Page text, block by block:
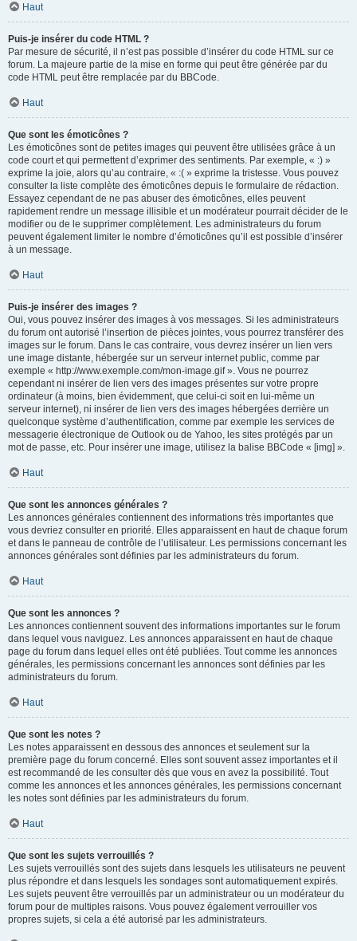
Haut
Puis-je insérer du code HTML ?
Par mesure de sécurité, il n’est pas possible d’insérer du code HTML sur ce
forum. La majeure partie de la mise en forme qui peut être générée par du
code HTML peut être remplacée par du BBCode.
Haut
Que sont les émoticônes ?
Les émoticônes sont de petites images qui peuvent être utilisées grâce à un
code court et qui permettent d’exprimer des sentiments. Par exemple, « :) »
exprime la joie, alors qu’au contraire, « :( » exprime la tristesse. Vous pouvez
consulter la liste complète des émoticônes depuis le formulaire de rédaction.
Essayez cependant de ne pas abuser des émoticônes, elles peuvent
rapidement rendre un message illisible et un modérateur pourrait décider de le
modifier ou de le supprimer complètement. Les administrateurs du forum
peuvent également limiter le nombre d’émoticônes qu’il est possible d’insérer
à un message.
Haut
Puis-je insérer des images ?
Oui, vous pouvez insérer des images à vos messages. Si les administrateurs
du forum ont autorisé l’insertion de pièces jointes, vous pourrez transférer des
images sur le forum. Dans le cas contraire, vous devrez insérer un lien vers
une image distante, hébergée sur un serveur internet public, comme par
exemple « http://www.exemple.com/mon-image.gif ». Vous ne pourrez
cependant ni insérer de lien vers des images présentes sur votre propre
ordinateur (à moins, bien évidemment, que celui-ci soit en lui-même un
serveur internet), ni insérer de lien vers des images hébergées derrière un
quelconque système d’authentification, comme par exemple les services de
messagerie électronique de Outlook ou de Yahoo, les sites protégés par un
mot de passe, etc. Pour insérer une image, utilisez la balise BBCode « [img] ».
Haut
Que sont les annonces générales ?
Les annonces générales contiennent des informations très importantes que
vous devriez consulter en priorité. Elles apparaissent en haut de chaque forum
et dans le panneau de contrôle de l’utilisateur. Les permissions concernant les
annonces générales sont définies par les administrateurs du forum.
Haut
Que sont les annonces ?
Les annonces contiennent souvent des informations importantes sur le forum
dans lequel vous naviguez. Les annonces apparaissent en haut de chaque
page du forum dans lequel elles ont été publiées. Tout comme les annonces
générales, les permissions concernant les annonces sont définies par les
administrateurs du forum.
Haut
Que sont les notes ?
Les notes apparaissent en dessous des annonces et seulement sur la
première page du forum concerné. Elles sont souvent assez importantes et il
est recommandé de les consulter dès que vous en avez la possibilité. Tout
comme les annonces et les annonces générales, les permissions concernant
les notes sont définies par les administrateurs du forum.
Haut
Que sont les sujets verrouillés ?
Les sujets verrouillés sont des sujets dans lesquels les utilisateurs ne peuvent
plus répondre et dans lesquels les sondages sont automatiquement expirés.
Les sujets peuvent être verrouillés par un administrateur ou un modérateur du
forum pour de multiples raisons. Vous pouvez également verrouiller vos
propres sujets, si cela a été autorisé par les administrateurs.